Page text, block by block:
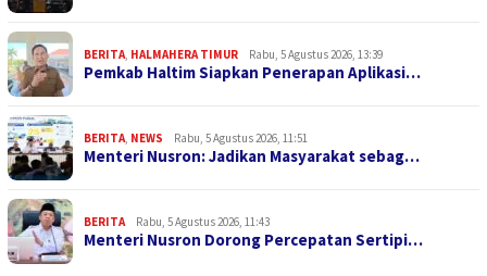
BERITA HALMAHERA TIMUR Rabu, 5 Agustus 2026, 13:39
Pemkab Haltim Siapkan Penerapan Aplikasi…
BERITA NEWS Rabu, 5 Agustus 2026, 11:51
Menteri Nusron: Jadikan Masyarakat sebag…
BERITA Rabu, 5 Agustus 2026, 11:43
Menteri Nusron Dorong Percepatan Sertipi…